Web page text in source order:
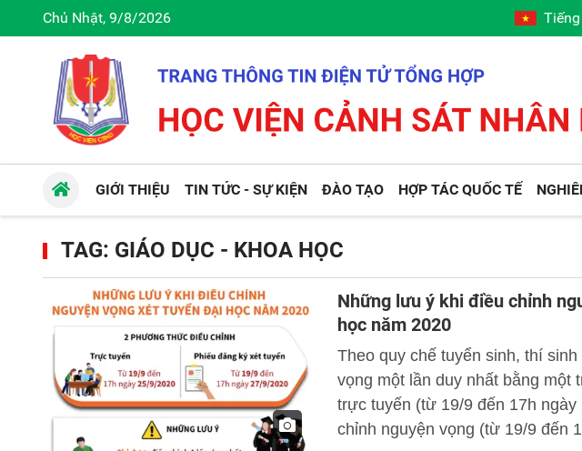
Chủ Nhật, 9/8/2026
GIỚI THIỆU TIN TỨC - SỰ KIỆN ĐÀO TẠO HỢP TÁC QUỐC TẾ
TAG: GIÁO DỤC - KHOA HỌC
Những lưu ý khi điều chỉnh
học năm 2020
Theo quy chế tuyển sinh, thí
vọng một lần duy nhất bằng một
trực tuyến (từ 19/9 đến 17h
chỉnh nguyện vọng (từ 19/9 đến